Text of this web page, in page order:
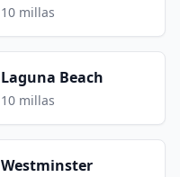
10 millas
Laguna Beach
10 millas
Westminster